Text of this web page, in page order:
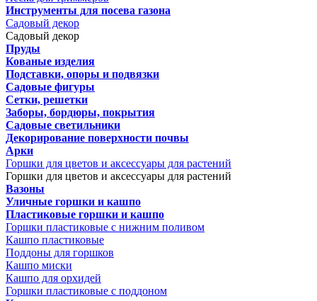
Инструменты для посева газона
Садовый декор
Садовый декор
Пруды
Кованые изделия
Подставки, опоры и подвязки
Садовые фигуры
Сетки, решетки
Заборы, бордюры, покрытия
Садовые светильники
Декорирование поверхности почвы
Арки
Горшки для цветов и аксессуары для растений
Горшки для цветов и аксессуары для растений
Вазоны
Уличные горшки и кашпо
Пластиковые горшки и кашпо
Горшки пластиковые с нижним поливом
Кашпо пластиковые
Поддоны для горшков
Кашпо миски
Кашпо для орхидей
Горшки пластиковые с поддоном